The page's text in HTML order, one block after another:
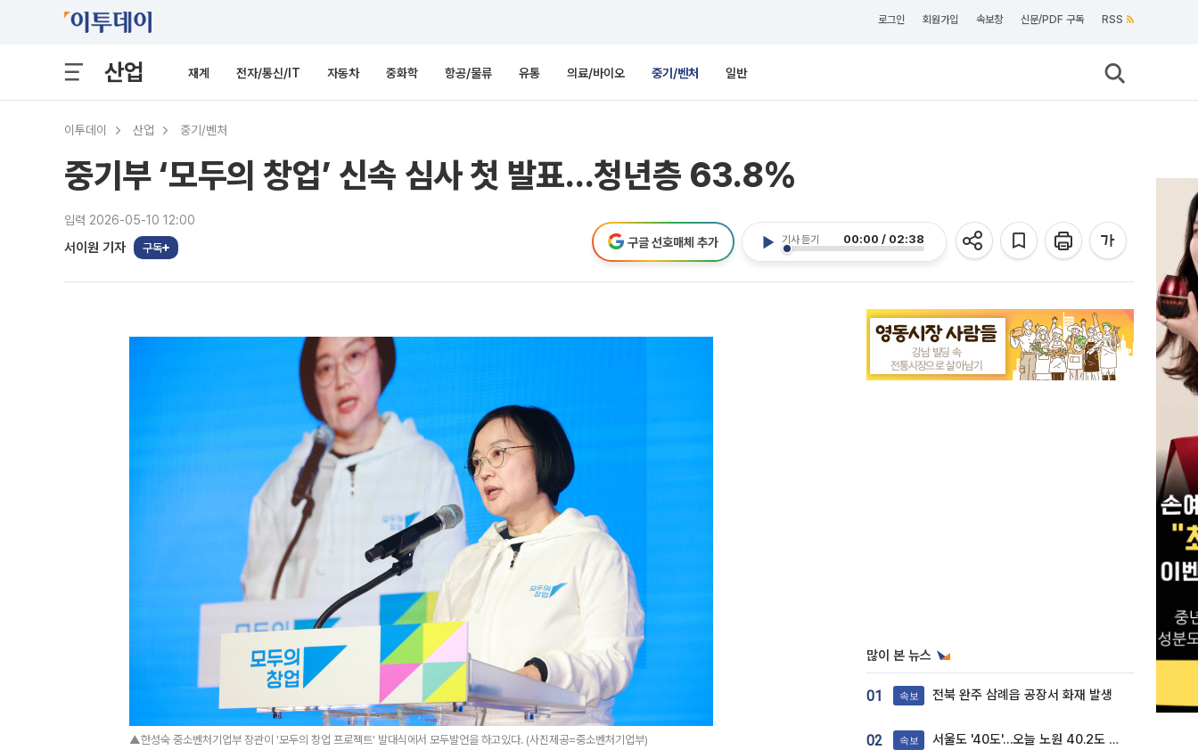
로그인 회원가입 속보창 신문/PDF 구독 RSS
산업 재계 전자/통신/IT 자동차 중화학 항공/물류 유통 의료/바이오 중기/벤처 일반
이투데이 산업 중기/벤처
중기부 ‘모두의 창업’ 신속 심사 첫 발표…청년층 63.8%
입력 2026-05-10 12:00
서이원 기자 구독
기사 듣기 00:00 / 02:38
구글 선호매체 추가
▲한성숙 중소벤처기업부 장관이 '모두의 창업 프로젝트' 발대식에서 모두발언을 하고있다. (사진제공=중소벤처기업부)
많이 본 뉴스
01 속보 전북 완주 삼례읍 공장서 화재 발생
02 속보 서울도 '40도'…오늘 노원 40.2도 기록